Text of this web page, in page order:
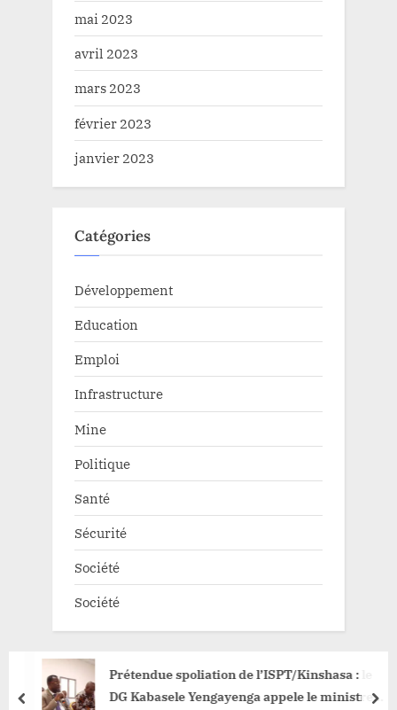
mai 2023
avril 2023
mars 2023
février 2023
janvier 2023
Catégories
Développement
Education
Emploi
Infrastructure
Mine
Politique
Santé
Sécurité
Société
Société
Prétendue spoliation de l’ISPT/Kinshasa : le
DG Kabasele Yengayenga appele le ministre
prev